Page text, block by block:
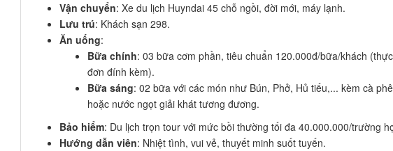
Vận chuyển: Xe du lịch Huyndai 45 chỗ ngồi, đời mới, máy lạnh.
Lưu trú: Khách sạn 298.
Ăn uống:
Bữa chính: 03 bữa cơm phần, tiêu chuẩn 120.000đ/bữa/khách (thực
đơn đính kèm).
Bữa sáng: 02 bữa với các món như Bún, Phở, Hủ tiếu,... kèm cà phê
hoặc nước ngọt giải khát tương đương.
Bảo hiểm: Du lịch trọn tour với mức bồi thường tối đa 40.000.000/trường
Hướng dẫn viên: Nhiệt tình, vui vẻ, thuyết minh suốt tuyến.